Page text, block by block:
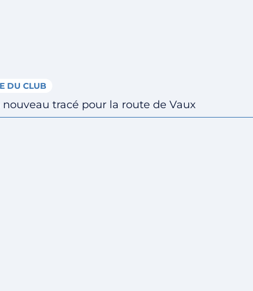
DU CLUB
nouveau tracé pour la route de Vaux